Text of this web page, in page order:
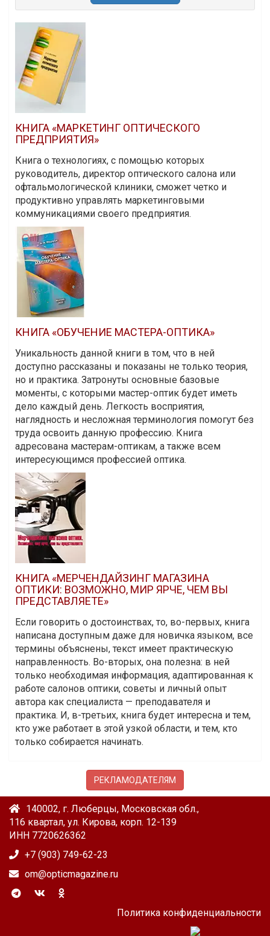
КНИГА «МАРКЕТИНГ ОПТИЧЕСКОГО
ПРЕДПРИЯТИЯ»
Книга о технологиях, с помощью которых
руководитель, директор оптического салона или
офтальмологической клиники, сможет четко и
продуктивно управлять маркетинговыми
коммуникациями своего предприятия.
КНИГА «ОБУЧЕНИЕ МАСТЕРА-ОПТИКА»
Уникальность данной книги в том, что в ней
доступно рассказаны и показаны не только теория,
но и практика. Затронуты основные базовые
моменты, с которыми мастер-оптик будет иметь
дело каждый день. Легкость восприятия,
наглядность и несложная терминология помогут без
труда освоить данную профессию. Книга
адресована мастерам-оптикам, а также всем
интересующимся профессией оптика.
КНИГА «МЕРЧЕНДАЙЗИНГ МАГАЗИНА
ОПТИКИ: ВОЗМОЖНО, МИР ЯРЧЕ, ЧЕМ ВЫ
ПРЕДСТАВЛЯЕТЕ»
Если говорить о достоинствах, то, во-первых, книга
написана доступным даже для новичка языком, все
термины объяснены, текст имеет практическую
направленность. Во-вторых, она полезна: в ней
только необходимая информация, адаптированная к
работе салонов оптики, советы и личный опыт
автора как специалиста — преподавателя и
практика. И, в-третьих, книга будет интересна и тем,
кто уже работает в этой узкой области, и тем, кто
только собирается начинать.
РЕКЛАМОДАТЕЛЯМ
140002, г. Люберцы, Московская обл.,
116 квартал, ул. Кирова, корп. 12-139
ИНН 7720626362
+7 (903) 749-62-23
om@opticmagazine.ru
Политика конфиденциальности